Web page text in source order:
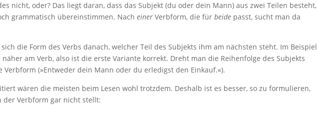
nicht, oder? Das liegt daran, dass das Subjekt (du oder dein Mann) aus zwei Teilen besteht,
grammatisch übereinstimmen. Nacheiner Verbform, die fürbeide passt, sucht man da
die Form des Verbs danach, welcher Teil des Subjekts ihm am nächsten steht. Im Beispiel
am Verb, also ist die erste Variante korrekt. Dreht man die Reihenfolge des Subjekts
Verbform (»Entweder dein Mann oder du erledigst den Einkauf.«).
wären die meisten beim Lesen wohl trotzdem. Deshalb ist es besser, so zu formulieren,
der Verbform gar nicht stellt: